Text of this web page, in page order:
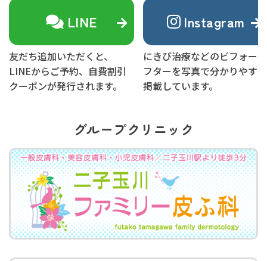
LINE
友だち追加いただくと、
LINEからご予約、自費割引
クーポンが発行されます。
Instagram
にきび治療などのビフォーア
フターを写真で分かりやすく
掲載しています。
グループクリニック